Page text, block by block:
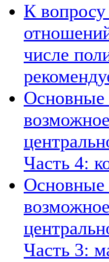
К
числе
Основные
Часть 4:
Основные
Часть 3: